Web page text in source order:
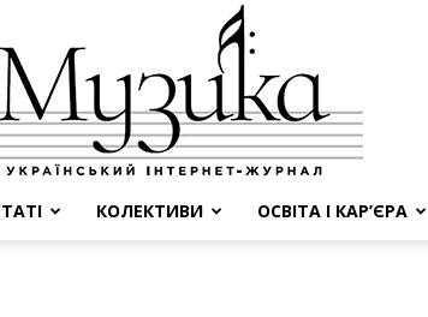
КОЛЕКТИВИ ОСВІТА І КАР’ЄРА